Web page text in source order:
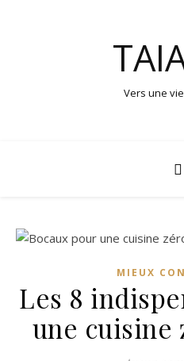
Vers une
MIEUX
Les 8
une cuisine